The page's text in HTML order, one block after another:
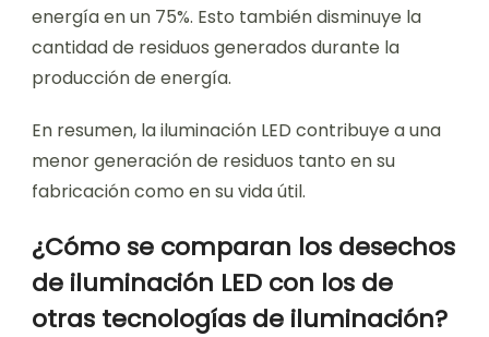
energía en un 75%. Esto también disminuye la
cantidad de residuos generados durante la
producción de energía.
En resumen, la iluminación LED contribuye a una
menor generación de residuos tanto en su
fabricación como en su vida útil.
¿Cómo se comparan los desechos
de iluminación LED con los de
otras tecnologías de iluminación?